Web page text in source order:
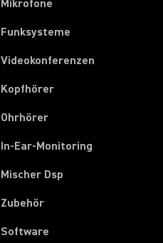
Mikrofone
Funksysteme
Videokonferenzen
Kopfhörer
Ohrhörer
In-Ear-Monitoring
Mischer Dsp
Zubehör
Software